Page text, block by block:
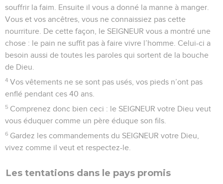
souffrir la faim. Ensuite il vous a donné la manne à manger.
Vous et vos ancêtres, vous ne connaissiez pas cette
nourriture. De cette façon, le SEIGNEUR vous a montré une
chose : le pain ne suffit pas à faire vivre l’homme. Celui-ci a
besoin aussi de toutes les paroles qui sortent de la bouche
de Dieu.
4 Vos vêtements ne se sont pas usés, vos pieds n’ont pas
enflé pendant ces 40 ans.
5 Comprenez donc bien ceci : le SEIGNEUR votre Dieu veut
vous éduquer comme un père éduque son fils.
6 Gardez les commandements du SEIGNEUR votre Dieu,
vivez comme il veut et respectez-le.
Les tentations dans le pays promis